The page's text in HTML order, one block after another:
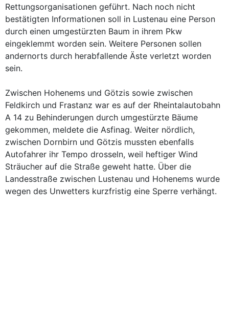
Rettungsorganisationen geführt. Nach noch nicht
bestätigten Informationen soll in Lustenau eine Person
durch einen umgestürzten Baum in ihrem Pkw
eingeklemmt worden sein. Weitere Personen sollen
andernorts durch herabfallende Äste verletzt worden
sein.
Zwischen Hohenems und Götzis sowie zwischen
Feldkirch und Frastanz war es auf der Rheintalautobahn
A 14 zu Behinderungen durch umgestürzte Bäume
gekommen, meldete die Asfinag. Weiter nördlich,
zwischen Dornbirn und Götzis mussten ebenfalls
Autofahrer ihr Tempo drosseln, weil heftiger Wind
Sträucher auf die Straße geweht hatte. Über die
Landesstraße zwischen Lustenau und Hohenems wurde
wegen des Unwetters kurzfristig eine Sperre verhängt.